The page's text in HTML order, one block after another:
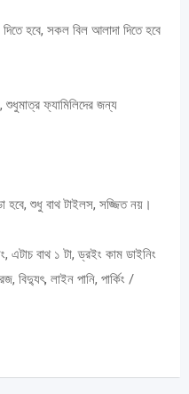
হবে, সকল বিল আলাদা দিতে হবে
শুধুমাত্র ফ্যামিলিদের জন্য
হবে, শুধু বাথ টাইলস, সজ্জিত নয়।
এটাচ বাথ ১ টা, ড্রইং কাম ডাইনিং
বিদ্যুৎ, লাইন পানি, পার্কিং /